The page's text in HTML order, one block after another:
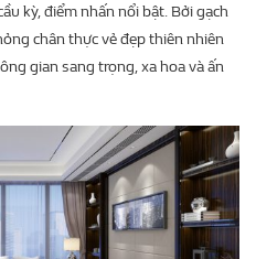
kỳ, điểm nhấn nổi bật. Bởi gạch
chân thực vẻ đẹp thiên nhiên
gian sang trọng, xa hoa và ấn